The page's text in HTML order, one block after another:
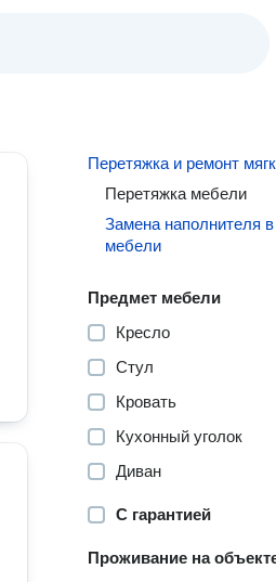
Перетяжка и ремонт
Перетяжка мебели
Замена наполнителя в
мебели
Предмет мебели
Кресло
Стул
Кровать
Кухонный уголок
Диван
С гарантией
Проживание на